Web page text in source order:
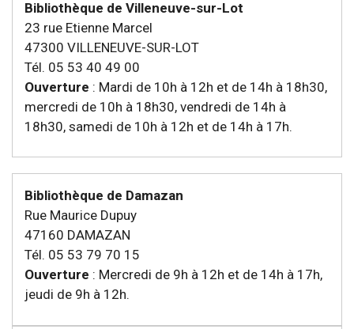
Bibliothèque de Villeneuve-sur-Lot
23 rue Etienne Marcel
47300 VILLENEUVE-SUR-LOT
Tél. 05 53 40 49 00
Ouverture : Mardi de 10h à 12h et de 14h à 18h30,
mercredi de 10h à 18h30, vendredi de 14h à
18h30, samedi de 10h à 12h et de 14h à 17h.
Bibliothèque de Damazan
Rue Maurice Dupuy
47160 DAMAZAN
Tél. 05 53 79 70 15
Ouverture : Mercredi de 9h à 12h et de 14h à 17h,
jeudi de 9h à 12h.